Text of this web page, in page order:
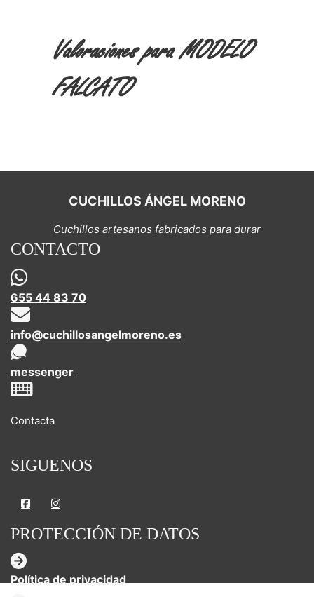
Valoraciones para MODELO
FALCATO
CUCHILLOS ÁNGEL MORENO
Cuchillos artesanos fabricados para durar
CONTACTO
655 44 83 70
info@cuchillosangelmoreno.es
messenger
Contacta
SIGUENOS
PROTECCIÓN DE DATOS
Política de privacidad